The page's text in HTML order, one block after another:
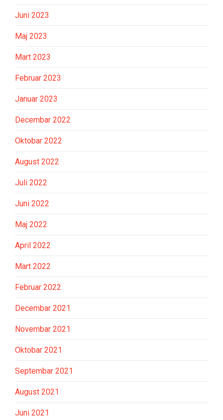
Juni 2023
Maj 2023
Mart 2023
Februar 2023
Januar 2023
Decembar 2022
Oktobar 2022
August 2022
Juli 2022
Juni 2022
Maj 2022
April 2022
Mart 2022
Februar 2022
Decembar 2021
Novembar 2021
Oktobar 2021
Septembar 2021
August 2021
Juni 2021